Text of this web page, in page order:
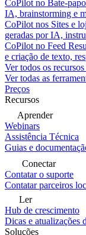
CoPilot no Bate-papo
IA, brainstorming e
CoPilot nos Sites e
geradas por IA,
CoPilot no Feed
e criação de texto,
Ver todos os
Ver todas as
Preços
Recursos
Aprender
Webinars
Assistência Técnica
Guias e
Conectar
Contatar o suporte
Contatar parceiros
Ler
Hub de crescimento
Dicas e atualizações
Soluções